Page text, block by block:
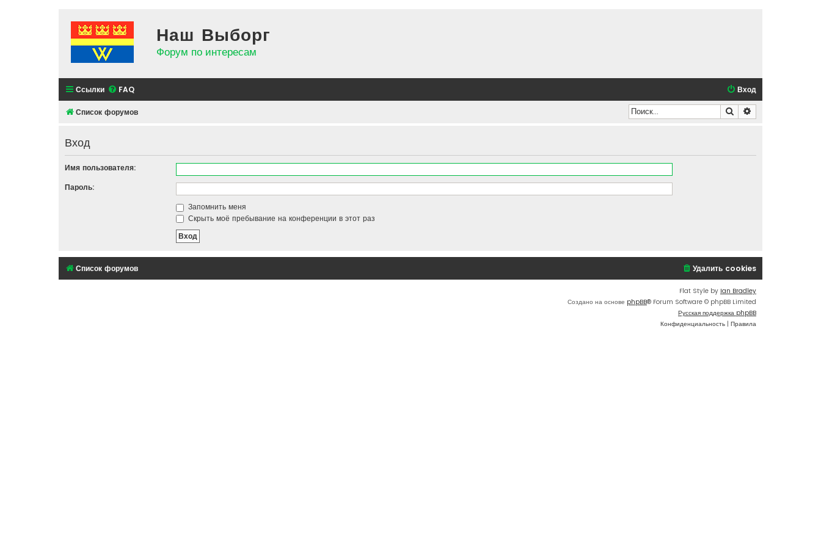
Наш Выборг
Форум по интересам
Ссылки FAQ Вход
Список форумов Поиск
Вход
Имя пользователя:
Пароль:
Запомнить меня
Скрыть моё пребывание на конференции в этот раз
Список форумов Удалить cookies
Flat Style by Ian Bradley
Создано на основе phpBB® Forum Software © phpBB Limited
Русская поддержка phpBB
Конфиденциальность | Правила